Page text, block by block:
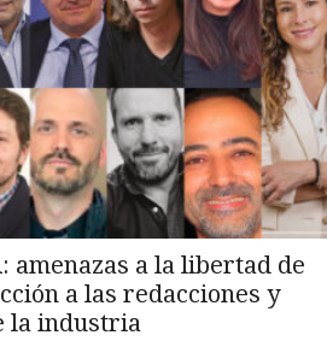
amenazas a la libertad de
a las redacciones y
la industria